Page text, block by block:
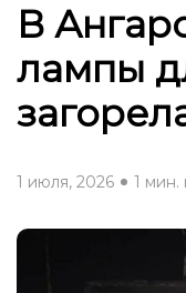
В
лампы
1 июля, 2026 1 мин.